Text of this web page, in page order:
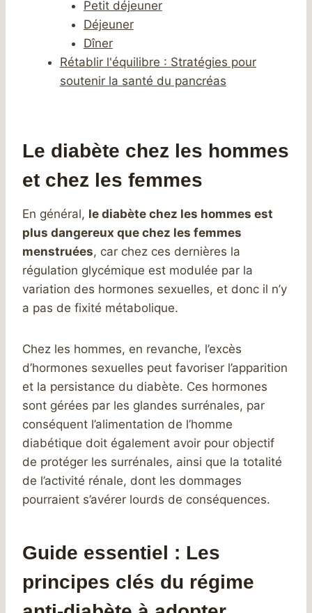
Petit déjeuner
Déjeuner
Dîner
Rétablir l'équilibre : Stratégies pour
soutenir la santé du pancréas
Le diabète chez les hommes
et chez les femmes
En général, le diabète chez les hommes est
plus dangereux que chez les femmes
menstruées, car chez ces dernières la
régulation glycémique est modulée par la
variation des hormones sexuelles, et donc il n’y
a pas de fixité métabolique.
Chez les hommes, en revanche, l’excès
d’hormones sexuelles peut favoriser l’apparition
et la persistance du diabète. Ces hormones
sont gérées par les glandes surrénales, par
conséquent l’alimentation de l’homme
diabétique doit également avoir pour objectif
de protéger les surrénales, ainsi que la totalité
de l’activité rénale, dont les dommages
pourraient s’avérer lourds de conséquences.
Guide essentiel : Les
principes clés du régime